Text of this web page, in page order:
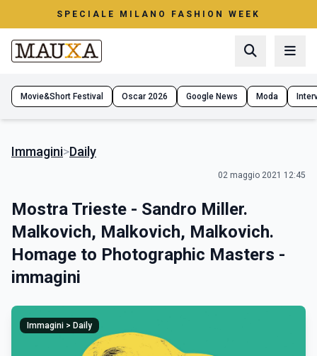
SPECIALE MILANO FASHION WEEK
Movie&Short Festival Oscar 2026 Google News Moda
Immagini>Daily
02 maggio 2021 12:45
Mostra Trieste - Sandro Miller.
Malkovich, Malkovich, Malkovich.
Homage to Photographic Masters -
immagini
Immagini > Daily